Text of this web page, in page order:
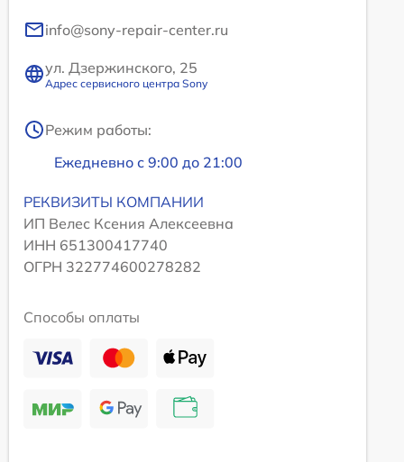
info@sony-repair-center.ru
ул. Дзержинского, 25
Адрес сервисного центра Sony
Режим работы:
Ежедневно с 9:00 до 21:00
РЕКВИЗИТЫ КОМПАНИИ
ИП Велес Ксения Алексеевна
ИНН 651300417740
ОГРН 322774600278282
Способы оплаты